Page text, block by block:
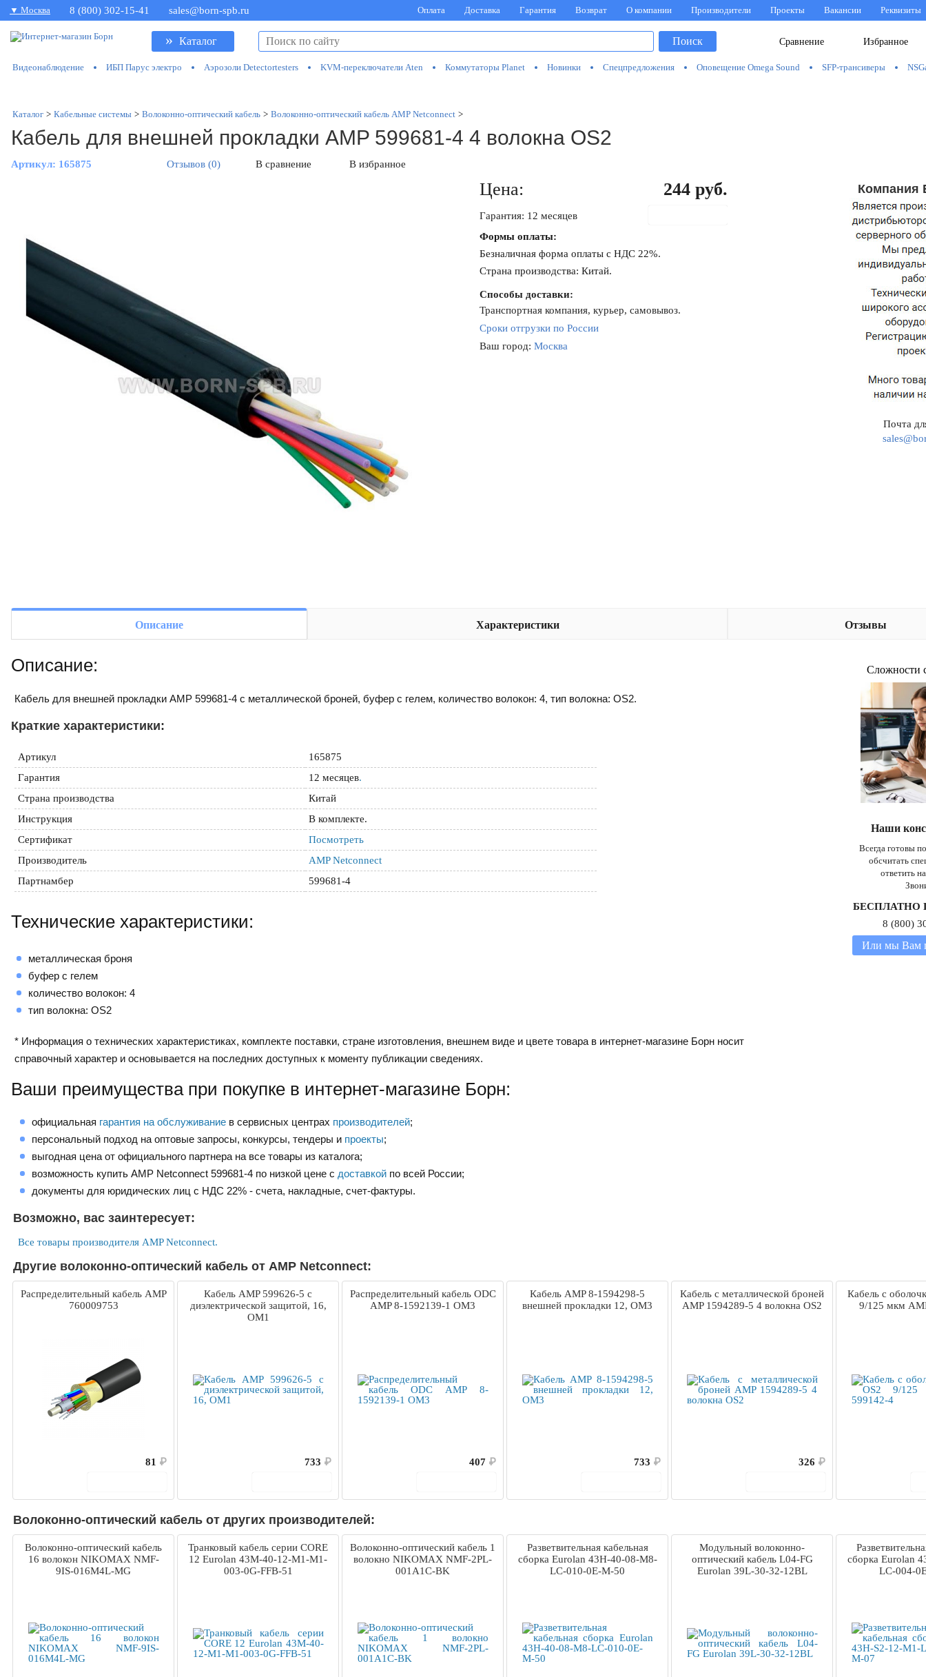
▼ Москва 8 (800) 302-15-41 sales@born-spb.ru Оплата Доставка Гарантия Возврат О компании Производители Проекты Вакансии Реквизиты
» Каталог Избранное
Сравнение
Поиск
Видеонаблюдение ИБП Парус электро Аэрозоли Detectortesters KVM-переключатели Aten Коммутаторы Planet Новинки Спецпредложения Оповещение Omega Sound SFP-трансиверы
Каталог > Кабельные системы > Волоконно-оптический кабель > Волоконно-оптический кабель AMP Netconnect >
Кабель для внешней прокладки AMP 599681-4 4 волокна OS2
Артикул: 165875 Отзывов (0) В сравнение В избранное
Цена: 244 руб.
Гарантия: 12 месяцев
Формы оплаты:
Безналичная форма оплаты с НДС 22%.
Страна производства: Китай.
Способы доставки:
Транспортная компания, курьер, самовывоз.
Сроки отгрузки по России
Ваш город: Москва
Компания
Почта
Описание Характеристики Отзывы
Описание:
Кабель для внешней прокладки AMP 599681-4 с металлической броней, буфер с гелем, количество волокон: 4, тип волокна: OS2.
Краткие характеристики:
Артикул
165875
Гарантия
12 месяцев.
Страна производства
Китай
Инструкция
В комплекте.
Сертификат
Посмотреть
Производитель
AMP Netconnect
Партнамбер
599681-4
Технические характеристики:
металлическая броня
буфер с гелем
количество волокон: 4
тип волокна: OS2
* Информация о технических характеристиках, комплекте поставки, стране изготовления, внешнем виде и цвете товара в интернет-магазине Борн носит
справочный характер и основывается на последних доступных к моменту публикации сведениях.
Ваши преимущества при покупке в интернет-магазине Борн:
официальная гарантия на обслуживание в сервисных центрах производителей;
персональный подход на оптовые запросы, конкурсы, тендеры и проекты;
выгодная цена от официального партнера на все товары из каталога;
возможность купить AMP Netconnect 599681-4 по низкой цене с доставкой по всей России;
документы для юридических лиц с НДС 22% - счета, накладные, счет-фактуры.
Сложности
Наши
Всегда готовы
обсчитать
ответить
БЕСПЛАТНО
8 (800)
Или мы Вам
Возможно, вас заинтересует:
Все товары производителя AMP Netconnect.
Другие волоконно-оптический кабель от AMP Netconnect:
Распределительный кабель AMP
760009753
81 ₽
Кабель AMP 599626-5 с
диэлектрической защитой, 16,
OM1
733 ₽
Распределительный кабель ODC
AMP 8-1592139-1 OM3
407 ₽
Кабель AMP 8-1594298-5
внешней прокладки 12, OM3
733 ₽
Кабель с металлической броней
AMP 1594289-5 4 волокна OS2
326 ₽
Кабель с
9/125 мкм
Волоконно-оптический кабель от других производителей:
Волоконно-оптический кабель
16 волокон NIKOMAX NMF-
9IS-016M4L-MG
Транковый кабель серии CORE
12 Eurolan 43M-40-12-M1-M1-
003-0G-FFB-51
Волоконно-оптический кабель 1
волокно NIKOMAX NMF-2PL-
001A1C-BK
Разветвительная кабельная
сборка Eurolan 43H-40-08-M8-
LC-010-0E-M-50
Модульный волоконно-
оптический кабель L04-FG
Eurolan 39L-30-32-12BL
сборка Eurolan
LC-004-